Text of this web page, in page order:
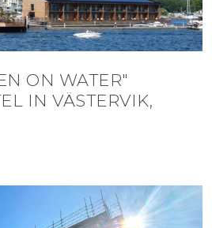
ON WATER"
IN VÄSTERVIK,